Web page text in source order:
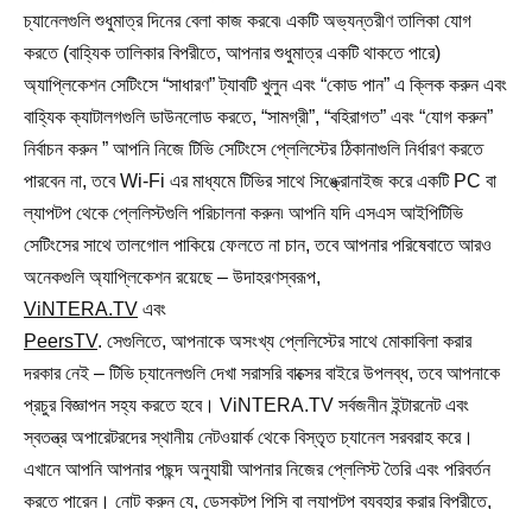
চ্যানেলগুলি শুধুমাত্র দিনের বেলা কাজ করবে৷ একটি অভ্যন্তরীণ তালিকা যোগ
করতে (বাহ্যিক তালিকার বিপরীতে, আপনার শুধুমাত্র একটি থাকতে পারে)
অ্যাপ্লিকেশন সেটিংসে “সাধারণ” ট্যাবটি খুলুন এবং “কোড পান” এ ক্লিক করুন এবং
বাহ্যিক ক্যাটালগগুলি ডাউনলোড করতে, “সামগ্রী”, “বহিরাগত” এবং “যোগ করুন”
নির্বাচন করুন ” আপনি নিজে টিভি সেটিংসে প্লেলিস্টের ঠিকানাগুলি নির্ধারণ করতে
পারবেন না, তবে Wi-Fi এর মাধ্যমে টিভির সাথে সিঙ্ক্রোনাইজ করে একটি PC বা
ল্যাপটপ থেকে প্লেলিস্টগুলি পরিচালনা করুন৷ আপনি যদি এসএস আইপিটিভি
সেটিংসের সাথে তালগোল পাকিয়ে ফেলতে না চান, তবে আপনার পরিষেবাতে আরও
অনেকগুলি অ্যাপ্লিকেশন রয়েছে – উদাহরণস্বরূপ,
ViNTERA.TV এবং
PeersTV. সেগুলিতে, আপনাকে অসংখ্য প্লেলিস্টের সাথে মোকাবিলা করার
দরকার নেই – টিভি চ্যানেলগুলি দেখা সরাসরি বাক্সের বাইরে উপলব্ধ, তবে আপনাকে
প্রচুর বিজ্ঞাপন সহ্য করতে হবে। ViNTERA.TV সর্বজনীন ইন্টারনেট এবং
স্বতন্ত্র অপারেটরদের স্থানীয় নেটওয়ার্ক থেকে বিস্তৃত চ্যানেল সরবরাহ করে।
এখানে আপনি আপনার পছন্দ অনুযায়ী আপনার নিজের প্লেলিস্ট তৈরি এবং পরিবর্তন
করতে পারেন। নোট করুন যে, ডেস্কটপ পিসি বা ল্যাপটপ ব্যবহার করার বিপরীতে,